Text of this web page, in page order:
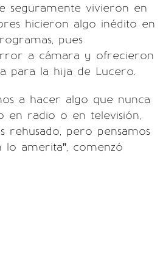
seguramente vivieron en
hicieron algo inédito en
pues
a cámara y ofrecieron
para la hija de Lucero.
a hacer algo que nunca
en radio o en televisión,
rehusado, pero pensamos
amerita”, comenzó